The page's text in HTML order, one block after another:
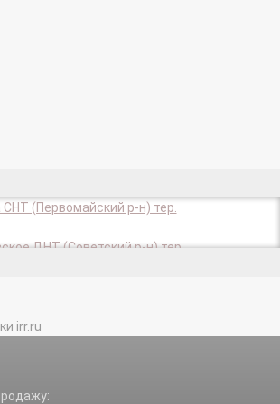
СНТ (Первомайский р-н) тер.
ДНТ (Советский р-н) тер.
(Первомайский р-н) тер.
irr.ru